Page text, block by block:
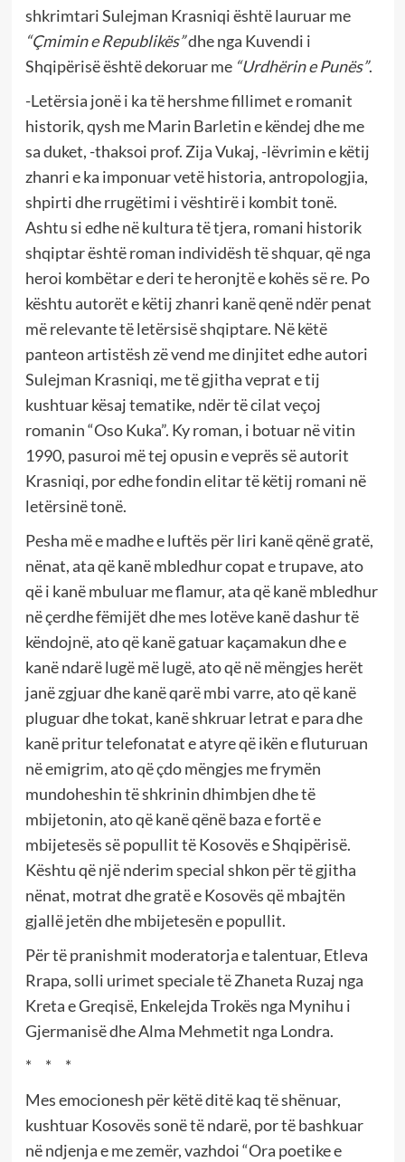
shkrimtari Sulejman Krasniqi është lauruar me
“Çmimin e Republikës”dhe nga Kuvendi i
Shqipërisë është dekoruar me “Urdhërin e Punës”.
-Letërsia jonë i ka të hershme fillimet e romanit
historik, qysh me Marin Barletin e këndej dhe me
sa duket, -thaksoi prof. Zija Vukaj, -lëvrimin e këtij
zhanri e ka imponuar vetë historia, antropologjia,
shpirti dhe rrugëtimi i vështirë i kombit tonë.
Ashtu si edhe në kultura të tjera, romani historik
shqiptar është roman individësh të shquar, që nga
heroi kombëtar e deri te heronjtë e kohës së re. Po
kështu autorët e këtij zhanri kanë qenë ndër penat
më relevante të letërsisë shqiptare. Në këtë
panteon artistësh zë vend me dinjitet edhe autori
Sulejman Krasniqi, me të gjitha veprat e tij
kushtuar kësaj tematike, ndër të cilat veçoj
romanin “Oso Kuka”. Ky roman, i botuar në vitin
1990, pasuroi më tej opusin e veprës së autorit
Krasniqi, por edhe fondin elitar të këtij romani në
letërsinë tonë.
Pesha më e madhe e luftës për liri kanë qënë gratë,
nënat, ata që kanë mbledhur copat e trupave, ato
që i kanë mbuluar me flamur, ata që kanë mbledhur
në çerdhe fëmijët dhe mes lotëve kanë dashur të
këndojnë, ato që kanë gatuar kaçamakun dhe e
kanë ndarë lugë më lugë, ato që në mëngjes herët
janë zgjuar dhe kanë qarë mbi varre, ato që kanë
pluguar dhe tokat, kanë shkruar letrat e para dhe
kanë pritur telefonatat e atyre që ikën e fluturuan
në emigrim, ato që çdo mëngjes me frymën
mundoheshin të shkrinin dhimbjen dhe të
mbijetonin, ato që kanë qënë baza e fortë e
mbijetesës së popullit të Kosovës e Shqipërisë.
Kështu që një nderim special shkon për të gjitha
nënat, motrat dhe gratë e Kosovës që mbajtën
gjallë jetën dhe mbijetesën e popullit.
Për të pranishmit moderatorja e talentuar, Etleva
Rrapa, solli urimet speciale të Zhaneta Ruzaj nga
Kreta e Greqisë, Enkelejda Trokës nga Mynihu i
Gjermanisë dhe Alma Mehmetit nga Londra.
* * *
Mes emocionesh për këtë ditë kaq të shënuar,
kushtuar Kosovës sonë të ndarë, por të bashkuar
në ndjenja e me zemër, vazhdoi “Ora poetike e